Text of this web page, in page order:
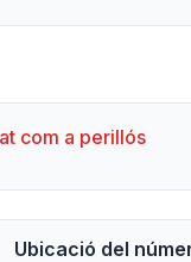
com a perillós
Ubicació del